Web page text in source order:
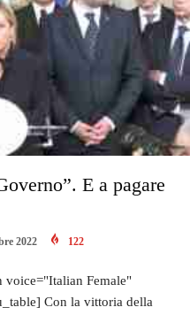
E a pagare
2022 122
voice="Italian Female"
Con la vittoria della